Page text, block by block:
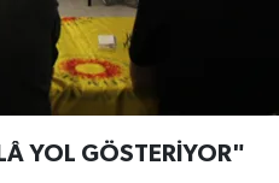
YOL GÖSTERİYOR"